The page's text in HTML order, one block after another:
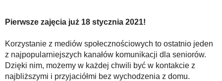
Z internetem za pan brat
Bezpiecznie i w zgodzie z prawem
Pierwsze zajęcia już 18 stycznia 2021!
Korzystanie z mediów społecznościowych to ostatnio jeden
z najpopularniejszych kanałów komunikacji dla seniorów.
Dzięki nim, możemy w każdej chwili być w kontakcie z
najbliższymi i przyjaciółmi bez wychodzenia z domu.